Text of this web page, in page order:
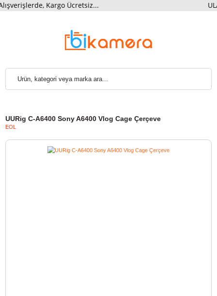
EOL
Kargo Ücretsiz...